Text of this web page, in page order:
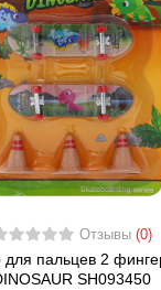
Отзывы (0)
для пальцев 2
SH093450